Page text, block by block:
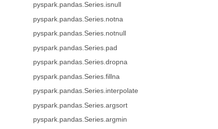
pyspark.pandas.Series.isnull
pyspark.pandas.Series.notna
pyspark.pandas.Series.notnull
pyspark.pandas.Series.pad
pyspark.pandas.Series.dropna
pyspark.pandas.Series.fillna
pyspark.pandas.Series.interpolate
pyspark.pandas.Series.argsort
pyspark.pandas.Series.argmin